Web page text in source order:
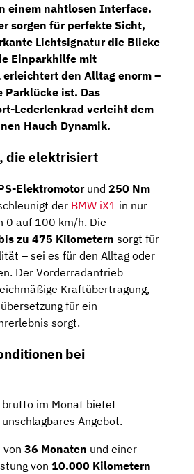
einem nahtlosen Interface.
sorgen für perfekte Sicht,
Lichtsignatur die Blicke
Einparkhilfe mit
erleichtert den Alltag enorm –
Parklücke ist. Das
Lederlenkrad verleiht dem
Hauch Dynamik.
die elektrisiert
Elektromotorund 250 Nm
der BMW iX1 in nur
0 auf 100 km/h. Die
zu 475 Kilometern sorgt für
– sei es für den Alltag oder
Der Vorderradantrieb
Kraftübertragung,
für ein
sorgt.
bei
brutto im Monat bietet
Angebot.
von 36 Monaten und einer
von 10.000 Kilometern